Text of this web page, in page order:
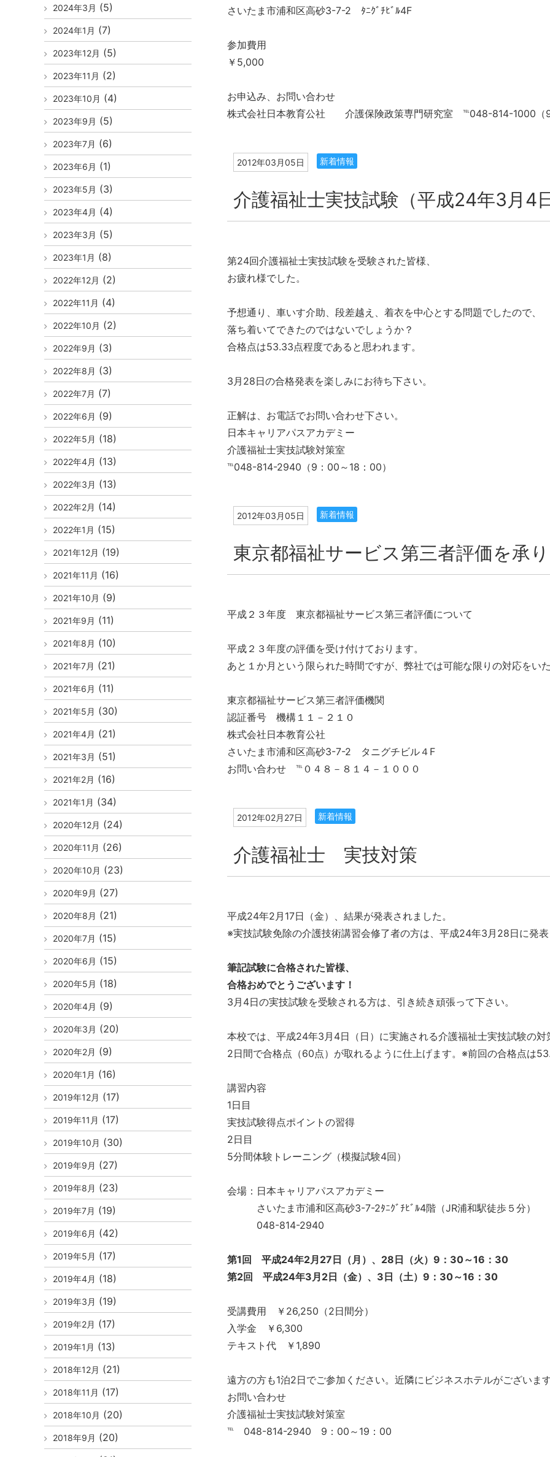
さいたま市浦和区高砂3-7-2 ﾀﾆｸﾞﾁﾋﾞﾙ4F
参加費用
￥5,000
お申込み、お問い合わせ
株式会社日本教育公社 介護保険政策専門研究室 ℡048-814-1000（
2012年03月05日 新着情報
介護福祉士実技試験（平成24年3月4
第24回介護福祉士実技試験を受験された皆様、
お疲れ様でした。
予想通り、車いす介助、段差越え、着衣を中心とする問題でしたので、
落ち着いてできたのではないでしょうか？
合格点は53.33点程度であると思われます。
3月28日の合格発表を楽しみにお待ち下さい。
正解は、お電話でお問い合わせ下さい。
日本キャリアパスアカデミー
介護福祉士実技試験対策室
℡048-814-2940（9：00～18：00）
2012年03月05日 新着情報
東京都福祉サービス第三者評価を承
平成２３年度 東京都福祉サービス第三者評価について
平成２３年度の評価を受け付けております。
あと１か月という限られた時間ですが、弊社では可能な限りの対応をい
東京都福祉サービス第三者評価機関
認証番号 機構１１－２１０
株式会社日本教育公社
さいたま市浦和区高砂3-7-2 タニグチビル４F
お問い合わせ ℡０４８－８１４－１０００
2012年02月27日 新着情報
介護福祉士 実技対策
平成24年2月17日（金）、結果が発表されました。
※実技試験免除の介護技術講習会修了者の方は、平成24年3月28日に発
筆記試験に合格された皆様、
合格おめでとうございます！
3月4日の実技試験を受験される方は、引き続き頑張って下さい。
本校では、平成24年3月4日（日）に実施される介護福祉士実技試験の対
2日間で合格点（60点）が取れるように仕上げます。※前回の合格点は
講習内容
1日目
実技試験得点ポイントの習得
2日目
5分間体験トレーニング（模擬試験4回）
会場：日本キャリアパスアカデミー
さいたま市浦和区高砂3-7-2ﾀﾆｸﾞﾁﾋﾞﾙ4階（JR浦和駅徒歩５分）
048-814-2940
第1回 平成24年2月27日（月）、28日（火）9：30～16：30
第2回 平成24年3月2日（金）、3日（土）9：30～16：30
受講費用 ￥26,250（2日間分）
入学金 ￥6,300
テキスト代 ￥1,890
遠方の方も1泊2日でご参加ください。近隣にビジネスホテルがございま
お問い合わせ
介護福祉士実技試験対策室
℡ 048-814-2940 9：00～19：00
2024年3月 (5)
2024年1月 (7)
2023年12月 (5)
2023年11月 (2)
2023年10月 (4)
2023年9月 (5)
2023年7月 (6)
2023年6月 (1)
2023年5月 (3)
2023年4月 (4)
2023年3月 (5)
2023年1月 (8)
2022年12月 (2)
2022年11月 (4)
2022年10月 (2)
2022年9月 (3)
2022年8月 (3)
2022年7月 (7)
2022年6月 (9)
2022年5月 (18)
2022年4月 (13)
2022年3月 (13)
2022年2月 (14)
2022年1月 (15)
2021年12月 (19)
2021年11月 (16)
2021年10月 (9)
2021年9月 (11)
2021年8月 (10)
2021年7月 (21)
2021年6月 (11)
2021年5月 (30)
2021年4月 (21)
2021年3月 (51)
2021年2月 (16)
2021年1月 (34)
2020年12月 (24)
2020年11月 (26)
2020年10月 (23)
2020年9月 (27)
2020年8月 (21)
2020年7月 (15)
2020年6月 (15)
2020年5月 (18)
2020年4月 (9)
2020年3月 (20)
2020年2月 (9)
2020年1月 (16)
2019年12月 (17)
2019年11月 (17)
2019年10月 (30)
2019年9月 (27)
2019年8月 (23)
2019年7月 (19)
2019年6月 (42)
2019年5月 (17)
2019年4月 (18)
2019年3月 (19)
2019年2月 (17)
2019年1月 (13)
2018年12月 (21)
2018年11月 (17)
2018年10月 (20)
2018年9月 (20)